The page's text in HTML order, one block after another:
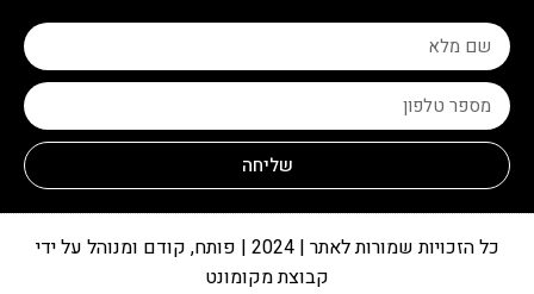
שליחה
כל הזכויות שמורות לאתר | 2024 | פותח, קודם ומנוהל על ידי
קבוצת מקומונט